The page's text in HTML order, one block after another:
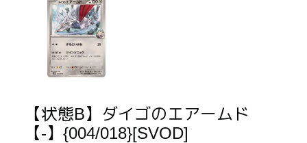
【状態B】ダイゴのエアームド
【-】{004/018}[SVOD]